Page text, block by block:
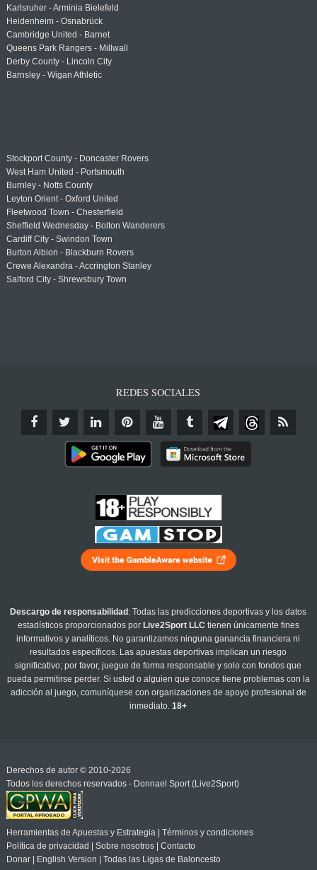
Karlsruher - Arminia Bielefeld
Heidenheim - Osnabrück
Cambridge United - Barnet
Queens Park Rangers - Millwall
Derby County - Lincoln City
Barnsley - Wigan Athletic
Stockport County - Doncaster Rovers
West Ham United - Portsmouth
Burnley - Notts County
Leyton Orient - Oxford United
Fleetwood Town - Chesterfield
Sheffield Wednesday - Bolton Wanderers
Cardiff City - Swindon Town
Burton Albion - Blackburn Rovers
Crewe Alexandra - Accrington Stanley
Salford City - Shrewsbury Town
REDES SOCIALES
Descargo de responsabilidad : Todas las predicciones deportivas y los datos
estadísticos proporcionados por Live2Sport LLC tienen únicamente fines
informativos y analíticos. No garantizamos ninguna ganancia financiera ni
resultados específicos. Las apuestas deportivas implican un riesgo
significativo; por favor, juegue de forma responsable y solo con fondos que
pueda permitirse perder. Si usted o alguien que conoce tiene problemas con la
adicción al juego, comuníquese con organizaciones de apoyo profesional de
inmediato.18+
Derechos de autor © 2010-2026
Todos los derechos reservados - Donnael Sport (Live2Sport)
Herramientas de Apuestas y Estrategia| Términos y condiciones
Política de privacidad
Sobre nosotros| Contacto
Donar| English Version Todas las Ligas de Baloncesto